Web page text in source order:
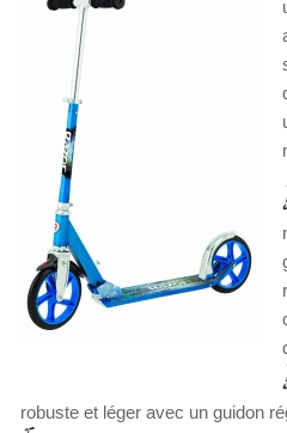
robuste et léger avec un guidon